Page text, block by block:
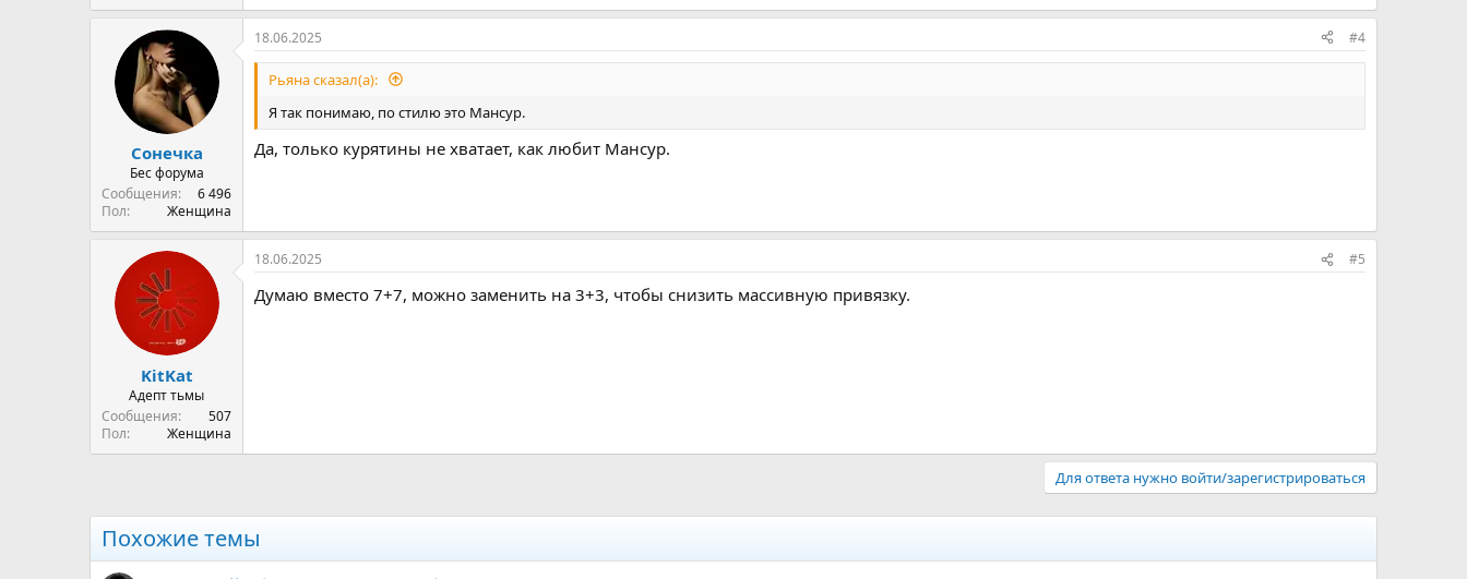
Сонечка
Бес форума
Сообщения
6 496
Пол
Женщина
18.06.2025 #4
Рьяна сказал(а):
Я так понимаю, по стилю это Мансур.
Да, только курятины не хватает, как любит Мансур.
KitKat
Адепт тьмы
Сообщения
507
Пол
Женщина
18.06.2025 #5
Думаю вместо 7+7, можно заменить на 3+3, чтобы снизить массивную привязку.
Для ответа нужно войти/зарегистрироваться
Похожие темы